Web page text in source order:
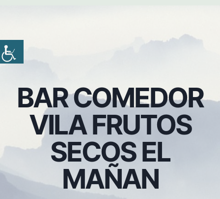
BAR COMEDOR
VILA FRUTOS
SECOS EL
MAÑAN